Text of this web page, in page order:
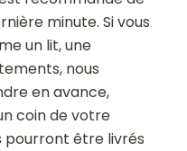
minute. Si vous
un lit, une
nous
en avance,
coin de votre
pourront être livrés